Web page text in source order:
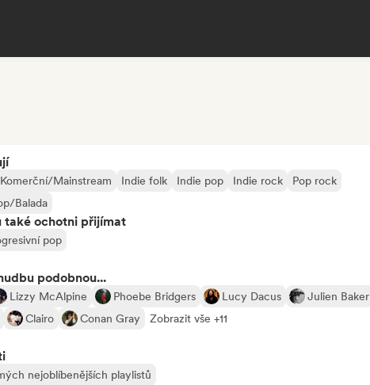
Komerční/Mainstream Indie folk Indie pop Indie rock
Pop rock
Balada
také ochotni přijímat
pop
podobnou...
Lizzy McAlpine Phoebe Bridgers Lucy Dacus
Julien Baker
Clairo Conan Gray Zobrazit vše +11
nejoblíbenějších playlistů